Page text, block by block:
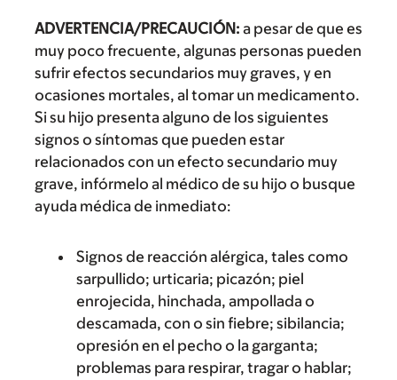
ADVERTENCIA/PRECAUCIÓN: a pesar de que es
muy poco frecuente, algunas personas pueden
sufrir efectos secundarios muy graves, y en
ocasiones mortales, al tomar un medicamento.
Si su hijo presenta alguno de los siguientes
signos o síntomas que pueden estar
relacionados con un efecto secundario muy
grave, infórmelo al médico de su hijo o busque
ayuda médica de inmediato:
Signos de reacción alérgica, tales como
sarpullido; urticaria; picazón; piel
enrojecida, hinchada, ampollada o
descamada, con o sin fiebre; sibilancia;
opresión en el pecho o la garganta;
problemas para respirar, tragar o hablar;